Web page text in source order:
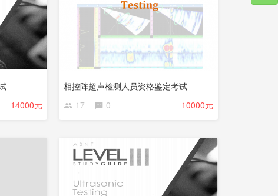
14000元
相控阵超声检测人员资格鉴定考试
17
0 10000元